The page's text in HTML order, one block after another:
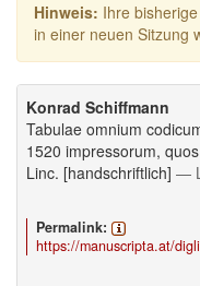
Hinweis: Ihre
in einer neuen Sitzung
Konrad Schiffmann
Tabulae omnium
1520 impressorum,
Linc. [handschriftlich] —
Permalink:
https://manuscripta.at/